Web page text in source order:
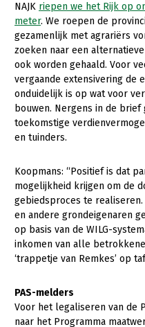
NAJK riepen we het Rijk op
meter. We roepen de
gezamenlijk met agrariërs
zoeken naar een
ook worden gehaald. Voor
vergaande extensivering de
onduidelijk is op wat voor
bouwen. Nergens in de
toekomstige
en tuinders.
Koopmans: “Positief is dat
mogelijkheid krijgen om de
gebiedsproces te
en andere grondeigenaren
op basis van de WILG-
inkomen van alle
‘trappetje van Remkes’ op
PAS-melders
Voor het legaliseren van de
naar het Programma